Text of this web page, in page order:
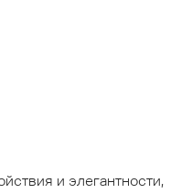
и элегантности,